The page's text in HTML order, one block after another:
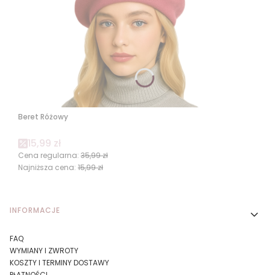
Beret Różowy
Cena promocyjna
15,99 zł
Cena regularna: 35,99 zł
Najniższa cena: 15,99 zł
Linki w stopce
INFORMACJE
FAQ
WYMIANY I ZWROTY
KOSZTY I TERMINY DOSTAWY